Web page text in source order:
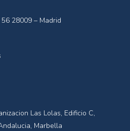
28009 – Madrid
Las Lolas, Edificio C,
Marbella